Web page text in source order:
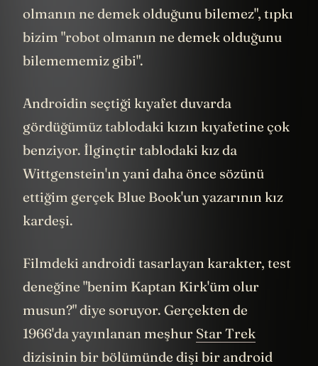
olmanın ne demek olduğunu bilemez", tıpkı
bizim "robot olmanın ne demek olduğunu
bilemememiz gibi".
Androidin seçtiği kıyafet duvarda
gördüğümüz tablodaki kızın kıyafetine çok
benziyor. İlginçtir tablodaki kız da
Wittgenstein'ın yani daha önce sözünü
ettiğim gerçek Blue Book'un yazarının kız
kardeşi.
Filmdeki androidi tasarlayan karakter, test
deneğine "benim Kaptan Kirk'üm olur
musun?" diye soruyor. Gerçekten de
1966'da yayınlanan meşhur Star Trek
dizisinin bir bölümünde dişi bir android